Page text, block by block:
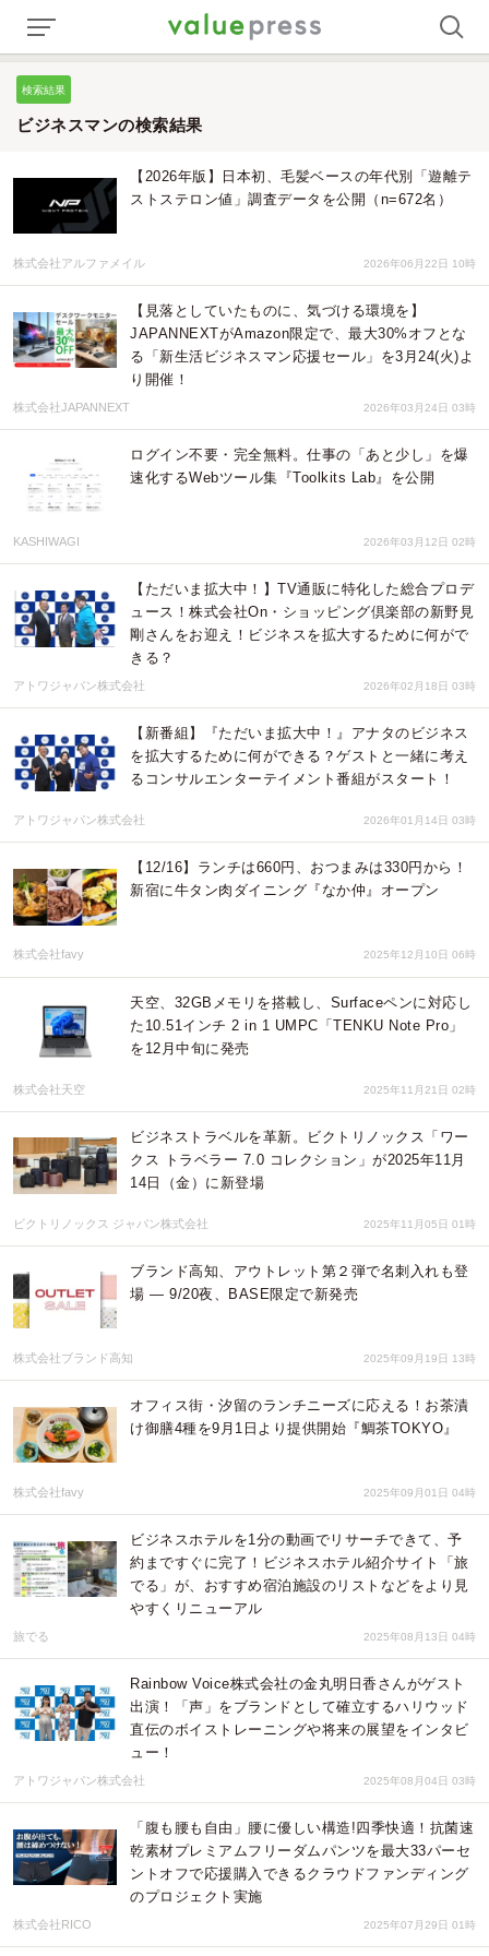
検索結果
ビジネスマンの検索結果
【2026年版】日本初、毛髪ベースの年代別「遊離テ
ストステロン値」調査データを公開（n=672名）
株式会社アルファメイル 2026年06月22日 10時
【見落としていたものに、気づける環境を】
JAPANNEXTがAmazon限定で、最大30%オフとな
る「新生活ビジネスマン応援セール」を3月24(火)よ
り開催！
株式会社JAPANNEXT 2026年03月24日 03時
ログイン不要・完全無料。仕事の「あと少し」を爆
速化するWebツール集『Toolkits Lab』を公開
KASHIWAGI 2026年03月12日 02時
【ただいま拡大中！】TV通販に特化した総合プロデ
ュース！株式会社On・ショッピング倶楽部の新野見
剛さんをお迎え！ビジネスを拡大するために何がで
きる？
アトワジャパン株式会社 2026年02月18日 03時
【新番組】『ただいま拡大中！』アナタのビジネス
を拡大するために何ができる？ゲストと一緒に考え
るコンサルエンターテイメント番組がスタート！
アトワジャパン株式会社 2026年01月14日 03時
【12/16】ランチは660円、おつまみは330円から！
新宿に牛タン肉ダイニング『なか仲』オープン
株式会社favy 2025年12月10日 06時
天空、32GBメモリを搭載し、Surfaceペンに対応し
た10.51インチ 2 in 1 UMPC「TENKU Note Pro」
を12月中旬に発売
株式会社天空 2025年11月21日 02時
ビジネストラベルを革新。ビクトリノックス「ワー
クス トラベラー 7.0 コレクション」が2025年11月
14日（金）に新登場
ビクトリノックス ジャパン株式会社 2025年11月05日 01時
ブランド高知、アウトレット第２弾で名刺入れも登
場 ― 9/20夜、BASE限定で新発売
株式会社ブランド高知 2025年09月19日 13時
オフィス街・汐留のランチニーズに応える！お茶漬
け御膳4種を9月1日より提供開始『鯛茶TOKYO』
株式会社favy 2025年09月01日 04時
ビジネスホテルを1分の動画でリサーチできて、予
約まですぐに完了！ビジネスホテル紹介サイト「旅
でる」が、おすすめ宿泊施設のリストなどをより見
やすくリニューアル
旅でる 2025年08月13日 04時
Rainbow Voice株式会社の金丸明日香さんがゲスト
出演！「声」をブランドとして確立するハリウッド
直伝のボイストレーニングや将来の展望をインタビ
ュー！
アトワジャパン株式会社 2025年08月04日 03時
「腹も腰も自由」腰に優しい構造!四季快適！抗菌速
乾素材プレミアムフリーダムパンツを最大33パーセ
ントオフで応援購入できるクラウドファンディング
のプロジェクト実施
株式会社RICO 2025年07月29日 01時